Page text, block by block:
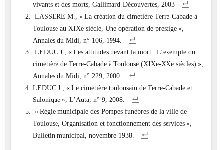
vivants et des morts, Gallimard-Découvertes, 2003
LASSERE M., « La création du cimetière Terre-Cabade à
Toulouse au XIXe siècle, Une opération de prestige »,
Annales du Midi, n° 106, 1994.
LEDUC J., « Les attitudes devant la mort : L’exemple du
cimetière de Terre-Cabade à Toulouse (XIXe-XXe siècles) »,
Annales du Midi, n° 229, 2000.
LEDUC J., « Le cimetière toulousain de Terre-Cabade et
Salonique », L’Auta, n° 9, 2008.
« Régie municipale des Pompes funèbres de la ville de
Toulouse, Organisation et fonctionnement des services »,
Bulletin municipal, novembre 1938.